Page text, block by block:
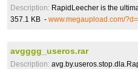
Description: RapidLeecher is the
357.1 KB - www.megaupload.com/
avgggg_useros.rar
Description: